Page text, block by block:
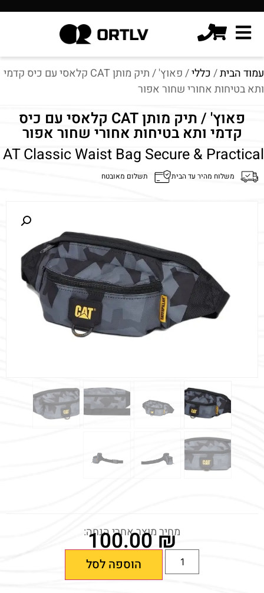
עמוד הבית/כללי
/ פאוץ' / תיק מותן CAT קלאסי עם כיס קדמי
ותא בטיחות אחורי שחור אפור
פאוץ' / תיק מותן CAT קלאסי עם כיס
קדמי ותא בטיחות אחורי שחור אפור
AT Classic Waist Bag Secure & Practical
משלוח מהיר עד הבית תשלום מאובטח
מחיר מוצר אחרי הנחה:
100.00₪
הוספה לסל